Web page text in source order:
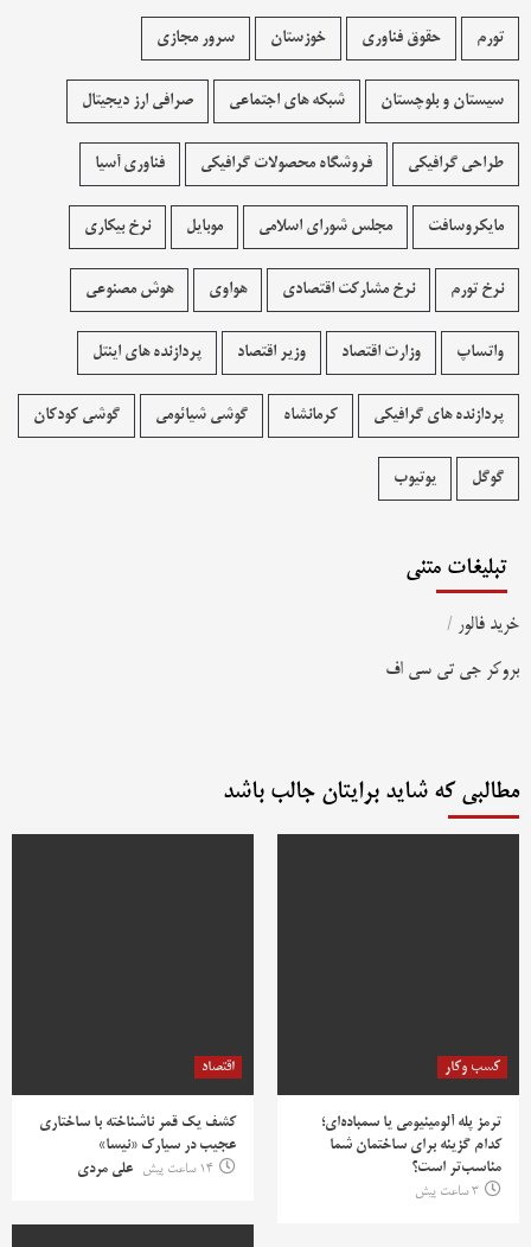
تورم حقوق فناوری خوزستان سرور مجازی
سیستان و بلوچستان شبکه های اجتماعی صرافی ارز دیجیتال
طراحی گرافیکی فروشگاه محصولات گرافيکی فناوری آسیا
مایکروسافت مجلس شورای اسلامی موبایل نرخ بیکاری
نرخ تورم نرخ مشارکت اقتصادی هواوی هوش مصنوعی
واتساپ وزارت اقتصاد وزیر اقتصاد پردازنده های اینتل
پردازنده های گرافیکی کرمانشاه گوشی شیائومی گوشی کودکان
گوگل یوتیوب
تبلیغات متنی
خرید فالور /
بروکر جی تی سی اف
مطالبی که شاید برایتان جالب باشد
کسب وکار
ترمز پله آلومینیومی یا سمباده‌ای؛
کدام گزینه برای ساختمان شما
مناسب‌تر است؟
3 ساعت پیش
اقتصاد
کشف یک قمر ناشناخته با ساختاری
عجیب در سیارک «نیسا»
14 ساعت پیش
علی مردی